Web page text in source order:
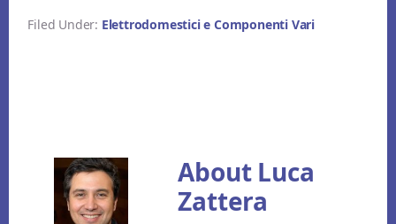
Filed Under: Elettrodomestici e Componenti Vari
About Luca
Zattera